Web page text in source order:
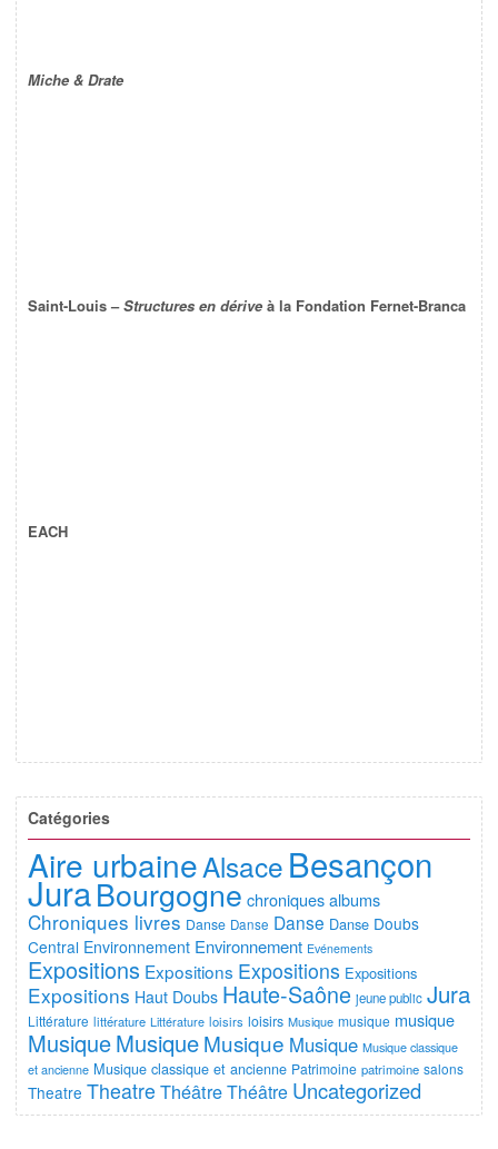
Miche & Drate
Saint-Louis –Structures en dérive à la Fondation Fernet-Branca
EACH
Catégories
Aire urbaineAlsace Besançon
JuraBourgogne chroniques albums
Chroniques livres Danse Danse Danse Danse Doubs
Central Environnement Environnement Evénements
Expositions Expositions Expositions Expositions
Expositions Haut Doubs Haute-Saône jeune public Jura
Littérature littérature Littérature loisirs loisirs Musique musique musique
MusiqueMusiqueMusique Musique Musique classique
et ancienne Musique classique et ancienne Patrimoine patrimoine salons
Theatre Theatre ThéâtreThéâtre Uncategorized